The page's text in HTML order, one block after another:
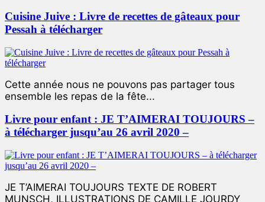
Cuisine Juive : Livre de recettes de gâteaux pour
Pessah à télécharger
Cette année nous ne pouvons pas partager tous
ensemble les repas de la fête...
Livre pour enfant : JE T’AIMERAI TOUJOURS –
à télécharger jusqu’au 26 avril 2020 –
JE T’AIMERAI TOUJOURS TEXTE DE ROBERT
MUNSCH, ILLUSTRATIONS DE CAMILLE JOURDY